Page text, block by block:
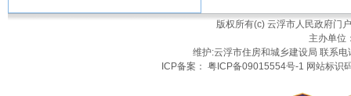
版权所有(c) 云浮市人民政府门
主办单
维护:云浮市住房和城乡建设局 联系
ICP备案： 粤ICP备09015554号-1 网站标